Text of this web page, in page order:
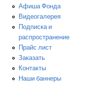
Афиша Фонда
Видеогалерея
Подписка и
распространение
Прайс лист
Заказать
Контакты
Наши баннеры